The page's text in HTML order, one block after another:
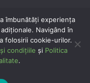
| All Rights Reserved
îmbunătăți experiența
Navigând în
folosirii cookie-urilor.
condițiile și Politica
.